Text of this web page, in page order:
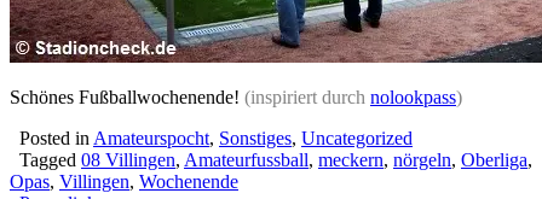
Schönes Fußballwochenende! (inspiriert durch nolookpass)
Posted inAmateurspocht, Sonstiges, Uncategorized
Tagged 08 Villingen, Amateurfussball, meckern, nörgeln, Oberliga,
Opas, Villingen, Wochenende